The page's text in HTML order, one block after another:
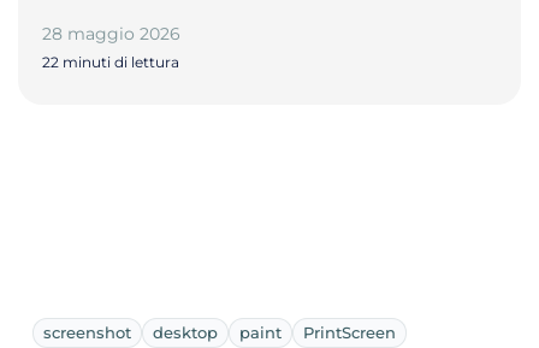
28 maggio 2026
22 minuti di lettura
screenshot desktop paint PrintScreen